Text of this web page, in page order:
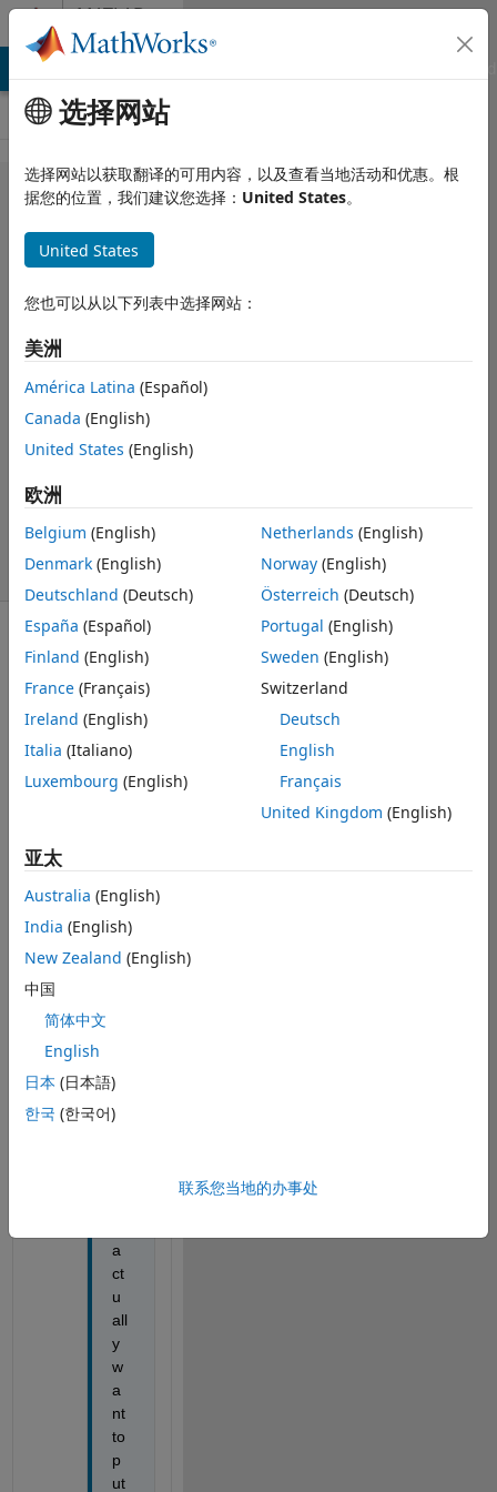
跳到内容 MATLAB
Answers
MATLAB Answers
How can i
use a cell
array in the
symbolic
variables?
masoud jiryaei
2019 8 22
2 个回答
更新时间：2019 8
11 次查看（30
天）
显示 更早的评论
a cell array in
the symbolic
variables in a
matrix (for
example [B]).
the [B] in a cell
array.
Is it possible?
3 个
评论
显示 1更
早的评论
masoud
a
ct
u
all
y
w
a
nt
to
p
ut
选择网站
选择网站以获取翻译的可用内容，以及查看当地活动和优惠。根
据您的位置，我们建议您选择： United States。
United States
您也可以从以下列表中选择网站：
美洲
América Latina (Español)
Canada (English)
United States (English)
欧洲
Belgium (English)
Denmark (English)
Deutschland (Deutsch)
España (Español)
Finland (English)
France (Français)
Ireland (English)
Italia (Italiano)
Luxembourg (English)
Netherlands (English)
Norway(English)
Österreich (Deutsch)
Portugal (English)
Sweden (English)
Switzerland
Deutsch
English
Français
United Kingdom (English)
亚太
Australia (English)
India (English)
New Zealand (English)
中国
简体中文
English
日本 (日本語)
한국 (한국어)
联系您当地的办事处